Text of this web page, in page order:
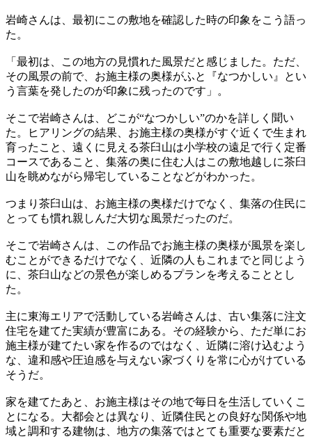
岩崎さんは、最初にこの敷地を確認した時の印象をこう語っ
た。
「最初は、この地方の見慣れた風景だと感じました。ただ、
その風景の前で、お施主様の奥様がふと『なつかしい』とい
う言葉を発したのが印象に残ったのです」。
そこで岩崎さんは、どこが“なつかしい”のかを詳しく聞い
た。ヒアリングの結果、お施主様の奥様がすぐ近くで生まれ
育ったこと、遠くに見える茶臼山は小学校の遠足で行く定番
コースであること、集落の奥に住む人はこの敷地越しに茶臼
山を眺めながら帰宅していることなどがわかった。
つまり茶臼山は、お施主様の奥様だけでなく、集落の住民に
とっても慣れ親しんだ大切な風景だったのだ。
そこで岩崎さんは、この作品でお施主様の奥様が風景を楽し
むことができるだけでなく、近隣の人もこれまでと同じよう
に、茶臼山などの景色が楽しめるプランを考えることとし
た。
主に東海エリアで活動している岩崎さんは、古い集落に注文
住宅を建てた実績が豊富にある。その経験から、ただ単にお
施主様が建てたい家を作るのではなく、近隣に溶け込むよう
な、違和感や圧迫感を与えない家づくりを常に心がけている
そうだ。
家を建てたあと、お施主様はその地で毎日を生活していくこ
とになる。大都会とは異なり、近隣住民との良好な関係や地
域と調和する建物は、地方の集落ではとても重要な要素だと